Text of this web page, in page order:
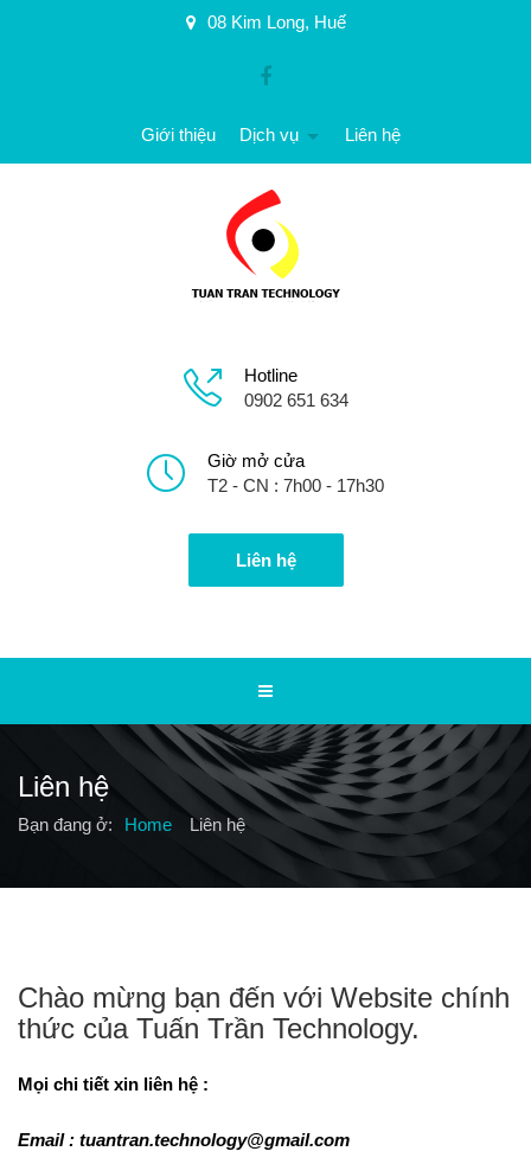
08 Kim Long, Huế
Giới thiệu Dịch vụ Liên hệ
Hotline
0902 651 634
Giờ mở cửa
T2 - CN : 7h00 - 17h30
Liên hệ
Liên hệ
Bạn đang ở: Home Liên hệ
Chào mừng bạn đến với Website chính
thức của Tuấn Trần Technology.
Mọi chi tiết xin liên hệ :
Email : tuantran.technology@gmail.com